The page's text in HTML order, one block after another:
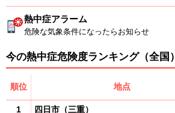
熱中症アラーム
危険な気象条件になったらお知らせ
今の熱中症危険度ランキング（全国）
順位 地点
1 四日市 （三重）